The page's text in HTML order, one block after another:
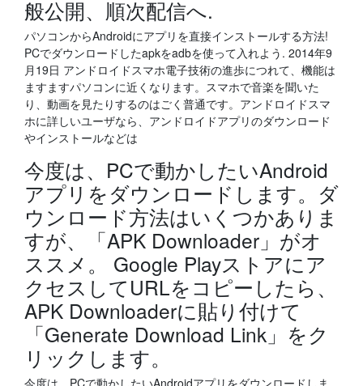
般公開、順次配信へ.
パソコンからAndroidにアプリを直接インストールする方法!
PCでダウンロードしたapkをadbを使って入れよう. 2014年9
月19日 アンドロイドスマホ電子技術の進歩につれて、機能は
ますますパソコンに近くなります。スマホで音楽を聞いた
り、動画を見たりするのはごく普通です。アンドロイドスマ
ホに詳しいユーザなら、アンドロイドアプリのダウンロード
やインストールなどは
今度は、PCで動かしたいAndroid
アプリをダウンロードします。ダ
ウンロード方法はいくつかありま
すが、「APK Downloader」がオ
ススメ。 Google Playストアにア
クセスしてURLをコピーしたら、
APK Downloaderに貼り付けて
「Generate Download Link」をク
リックします。
今度は、PCで動かしたいAndroidアプリをダウンロードしま